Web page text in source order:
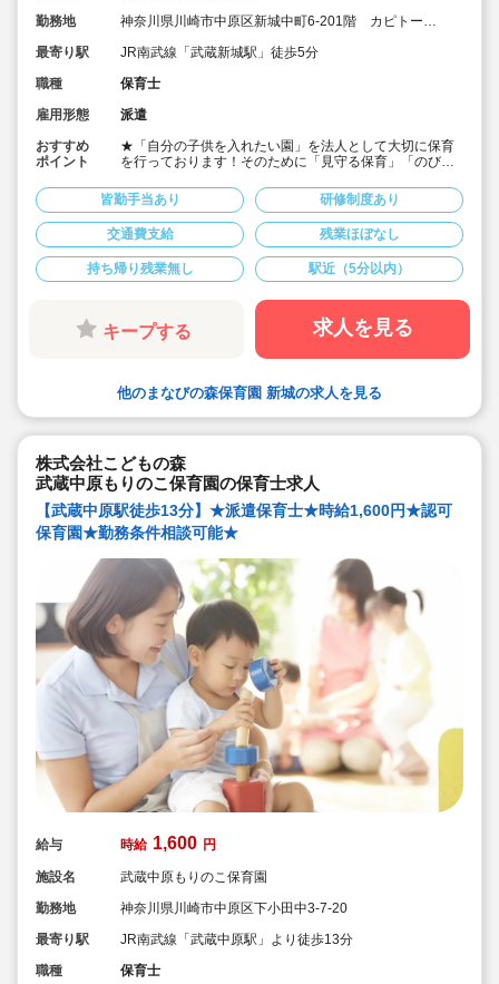
勤務地
神奈川県川崎市中原区新城中町6-201階 カピトール
最寄り駅
JR南武線「武蔵新城駅」徒歩5分
職種
保育士
雇用形態
派遣
おすすめ
ポイント
★「自分の子供を入れたい園」を法人として大切に保育
を行っております！そのために「見守る保育」「のびの
す♪
★保育士専任のコンサルタントがあなたの派遣就業を安
心サポートいたします
★武蔵新城駅より徒歩5分の定員40名の認可保育園！
★時給1,600円の求人です！
★勤務条件等相談可能です！
キララサポートで派遣就業する3つのメリット
・求人提案から就業後のサポートまで専任コンサルタン
トが細やかに対応します
・手当や福利厚生については当社独自のサービスもご用
ったサポートに定評があります
皆勤手当あり 研修制度あり
交通費支給 残業ほぼなし
持ち帰り残業無し 駅近（5分以内）
キープする 求人を見る
他のまなびの森保育園 新城の求人を見る
株式会社こどもの森
武蔵中原もりのこ保育園の保育士求人
【武蔵中原駅徒歩13分】★派遣保育士★時給1,600円★認可
保育園★勤務条件相談可能★
給与 時給 1,600 円
施設名
武蔵中原もりのこ保育園
勤務地
神奈川県川崎市中原区下小田中3-7-20
最寄り駅
JR南武線「武蔵中原駅」より徒歩13分
職種
保育士